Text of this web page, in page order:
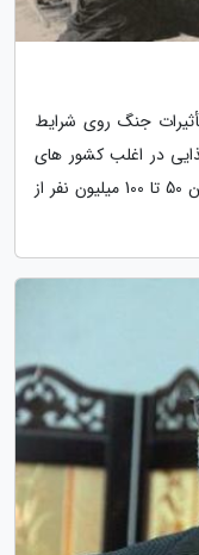
جنگ روی شرایط
در اغلب کشور های
دنیا، از جمله ایران آنفلوانزایی شایع شد که بین 50 تا 100 میلیون نفر از